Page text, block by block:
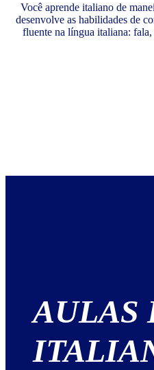
Você aprende italiano de
desenvolve as habilidades de
fluente na língua italiana: fala,
AULAS